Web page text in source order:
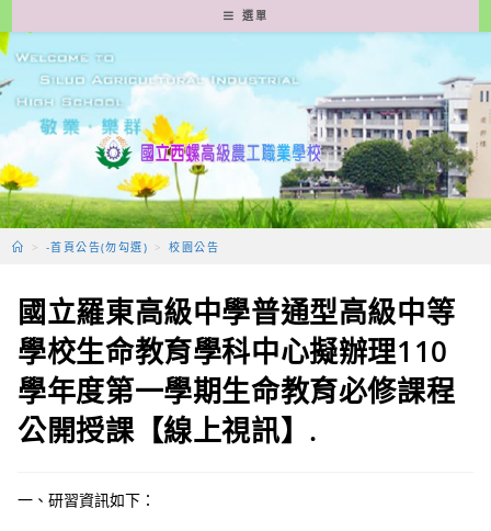
轉
至
要
容
選單
> -首頁公告(勿勾選) > 校園公告
國立羅東高級中學普通型高級中等
學校生命教育學科中心擬辦理110
學年度第一學期生命教育必修課程
公開授課【線上視訊】.
一、研習資訊如下：